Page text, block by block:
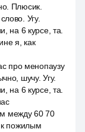
Плюсик.
Угу.
на 6 курсе, та.
я, как
про менопаузу
шучу. Угу.
на 6 курсе, та.
между 60 70
к пожилым